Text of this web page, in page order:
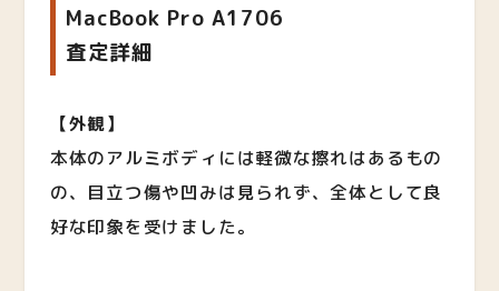
MacBook Pro A1706
査定詳細
【外観】
本体のアルミボディには軽微な擦れはあるもの
の、目立つ傷や凹みは見られず、全体として良
好な印象を受けました。